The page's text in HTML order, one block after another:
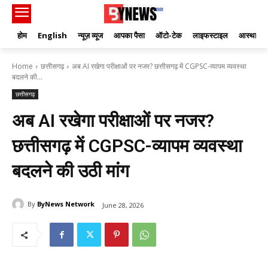
होम English न्यूज़ व्यूज आपका पैसा ऑटो-टेक लाइफस्टाइल आस्था
Home छत्तीसगढ़
अब AI रखेगा परीक्षाओं पर नजर? छत्तीसगढ़ में CGPSC-व्यापम व्यवस्था
बदलने की...
छत्तीसगढ़
अब AI रखेगा परीक्षाओं पर नजर?
छत्तीसगढ़ में CGPSC-व्यापम व्यवस्था
बदलने की उठी मांग
By ByNews Network June 28, 2026